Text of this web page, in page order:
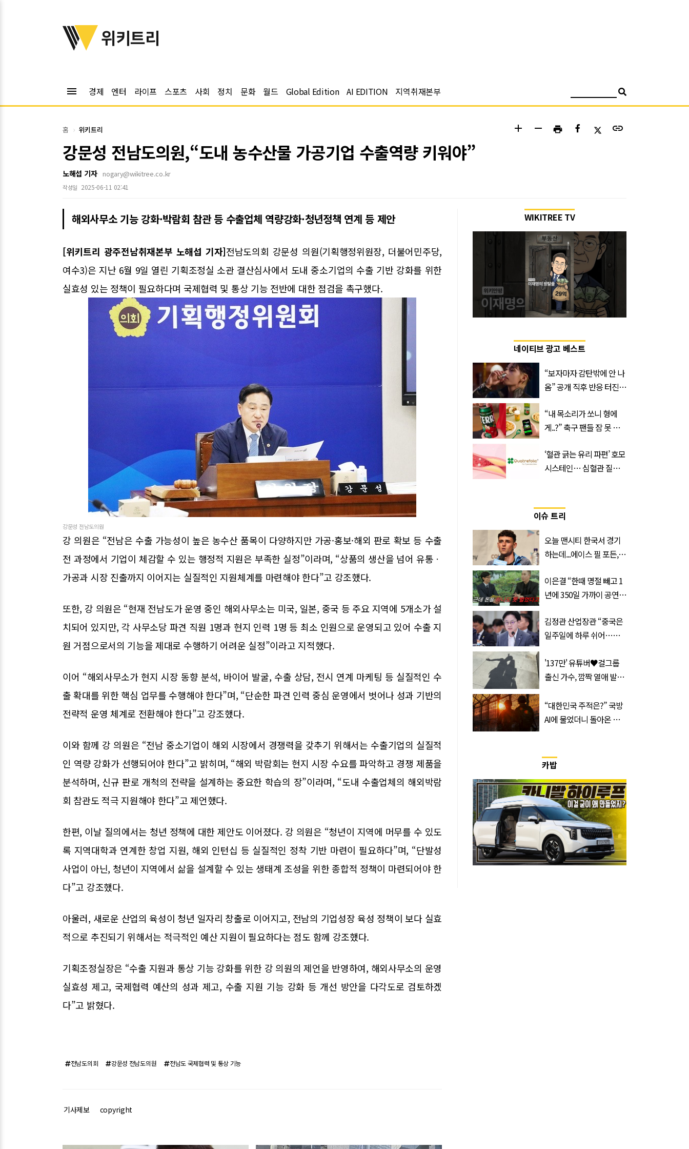
위키트리
위키트리
menu 경제 엔터 라이프 스포츠 사회 정치 문화 월드 Global Edition AI EDITION 지역취재본부
홈 위키트리 add remove print link
강문성 전남도의원,“도내 농수산물 가공기업 수출역량 키워야”
노해섭 기자 nogary@wikitree.co.kr
작성일 2025-06-11 02:41
해외사무소 기능 강화·박람회 참관 등 수출업체 역량강화·청년정책 연계 등 제안
[위키트리 광주전남취재본부 노해섭 기자]전남도의회 강문성 의원(기획행정위원장, 더불어민주당,
여수3)은 지난 6월 9일 열린 기획조정실 소관 결산심사에서 도내 중소기업의 수출 기반 강화를 위한
실효성 있는 정책이 필요하다며 국제협력 및 통상 기능 전반에 대한 점검을 촉구했다.
강문성 전남도의원
강 의원은 “전남은 수출 가능성이 높은 농수산 품목이 다양하지만 가공·홍보·해외 판로 확보 등 수출
전 과정에서 기업이 체감할 수 있는 행정적 지원은 부족한 실정”이라며, “상품의 생산을 넘어 유통ㆍ
가공과 시장 진출까지 이어지는 실질적인 지원체계를 마련해야 한다”고 강조했다.
또한, 강 의원은 “현재 전남도가 운영 중인 해외사무소는 미국, 일본, 중국 등 주요 지역에 5개소가 설
치되어 있지만, 각 사무소당 파견 직원 1명과 현지 인력 1명 등 최소 인원으로 운영되고 있어 수출 지
원 거점으로서의 기능을 제대로 수행하기 어려운 실정”이라고 지적했다.
이어 “해외사무소가 현지 시장 동향 분석, 바이어 발굴, 수출 상담, 전시 연계 마케팅 등 실질적인 수
출 확대를 위한 핵심 업무를 수행해야 한다”며, “단순한 파견 인력 중심 운영에서 벗어나 성과 기반의
전략적 운영 체계로 전환해야 한다”고 강조했다.
이와 함께 강 의원은 “전남 중소기업이 해외 시장에서 경쟁력을 갖추기 위해서는 수출기업의 실질적
인 역량 강화가 선행되어야 한다”고 밝히며, “해외 박람회는 현지 시장 수요를 파악하고 경쟁 제품을
분석하며, 신규 판로 개척의 전략을 설계하는 중요한 학습의 장”이라며, “도내 수출업체의 해외박람
회 참관도 적극 지원해야 한다”고 제언했다.
한편, 이날 질의에서는 청년 정책에 대한 제안도 이어졌다. 강 의원은 “청년이 지역에 머무를 수 있도
록 지역대학과 연계한 창업 지원, 해외 인턴십 등 실질적인 정착 기반 마련이 필요하다”며, “단발성
사업이 아닌, 청년이 지역에서 삶을 설계할 수 있는 생태계 조성을 위한 종합적 정책이 마련되어야 한
다”고 강조했다.
아울러, 새로운 산업의 육성이 청년 일자리 창출로 이어지고, 전남의 기업성장 육성 정책이 보다 실효
적으로 추진되기 위해서는 적극적인 예산 지원이 필요하다는 점도 함께 강조했다.
기획조정실장은 “수출 지원과 통상 기능 강화를 위한 강 의원의 제언을 반영하여, 해외사무소의 운영
실효성 제고, 국제협력 예산의 성과 제고, 수출 지원 기능 강화 등 개선 방안을 다각도로 검토하겠
다”고 밝혔다.
전남도의회 강문성 전남도의원 전남도 국제협력 및 통상 기능
기사제보 copyright
WIKITREE TV
네이티브 광고 베스트
“보자마자 감탄밖에 안 나
옴” 공개 직후 반응 터진
“내 목소리가 쏘니 형에
게..?” 축구 팬들 잠 못 들
트
‘혈관 긁는 유리 파편’ 호모
시스테인… 심혈관 질환
이슈 트리
오늘 맨시티 한국서 경기
하는데...에이스 필 포든,
이은결 “한때 명절 빼고 1
년에 350일 가까이 공연했
(이유)
김정관 산업장관 “중국은
일주일에 하루 쉬어…주
'137만' 유튜버♥걸그룹
출신 가수, 깜짝 열애 발
(+사진)
“대한민국 주적은?” 국방
AI에 물었더니 돌아온 뜻
카밥